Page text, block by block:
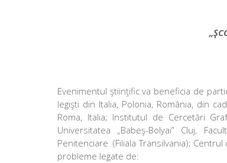
Evenimentul ştiinţific va beneficia de
legişti din Italia, Polonia, România, din
Roma, Italia; Institutul de Cercetări
Universitatea „Babeş-Bolyai” Cluj,
Penitenciare (Filiala Transilvania);
probleme legate de: